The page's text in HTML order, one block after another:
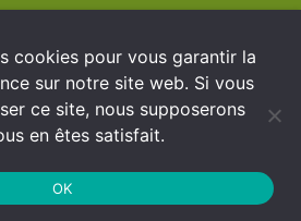
cookies pour vous garantir la
sur notre site web. Si vous
ce site, nous supposerons
en êtes satisfait.
OK
générales d’utilisation
des Données